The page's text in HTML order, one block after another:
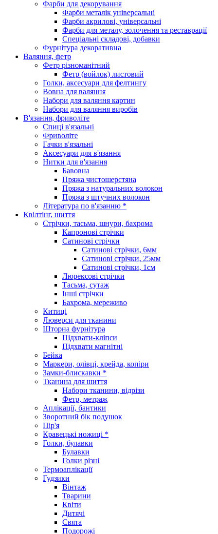
Фарби для декорування
Фарби металік універсальні
Фарби акрилові, універсальні
Фарби для металу, золочення та реставрації
Спеціальні складові, добавки
Фурнітура декоративна
Валяння, фетр
Фетр різноманітний
Фетр (войлок) листовий
Голки, аксесуари для фелтингу
Вовна для валяння
Набори для валяння картин
Набори для валяння виробів
В'язання, фриволіте
Спиці в'язальні
Фриволіте
Гачки в'язальні
Аксесуари для в'язання
Нитки для в'язання
Бавовна
Пряжа чистошерстяна
Пряжа з натуральних волокон
Пряжа з штучних волокон
Література по в'язанню *
Квілтінг, шиття
Стрічки, тасьма, шнури, бахрома
Капронові стрічки
Сатинові стрічки
Сатинові стрічки, 6мм
Сатинові стрічки, 25мм
Сатинові стрічки, 1см
Люрексові стрічки
Тасьма, сутаж
Інші стрічки
Бахрома, мереживо
Китиці
Люверси для тканини
Шторна фурнітура
Підхвати-кліпси
Підхвати магнітні
Бейка
Маркери, олівці, крейда, копіри
Замки-блискавки *
Тканина для шиття
Набори тканини, відрізи
Фетр, метраж
Аплікації, бантики
Зворотний бік подушок
Пір'я
Кравецькі ножиці *
Голки, булавки
Булавки
Голки різні
Термоаплікації
Гудзики
Вінтаж
Тварини
Квіти
Дитячі
Свята
Подорожі